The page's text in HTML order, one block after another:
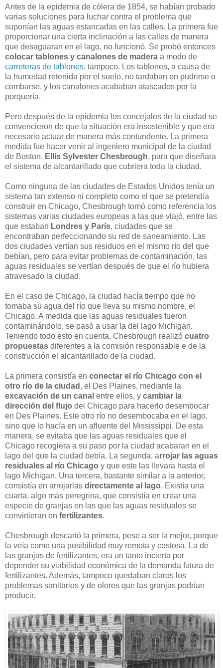
Antes de la epidemia de cólera de 1854, se habían probado
varias soluciones para luchar contra el problema que
suponían las aguas estancadas en las calles. La primera fue
proporcionar una cierta inclinación a las calles de manera
que desaguaran en el lago, no funcionó. Se probó entonces
colocar tablones y canalones de madera a modo de
carreteras de tablones, tampoco. Los tablones, a causa de
la humedad retenida por el suelo, no tardaban en pudrirse o
combarse, y los canalones acababan atascados por la
porquería.
Pero después de la epidemia los concejales de la ciudad se
convencieron de que la situación era insostenible y que era
necesario actuar de manera más contundente. La primera
medida fue hacer venir al ingeniero municipal de la ciudad
de Boston, Ellis Sylvester Chesbrough, para que diseñara
el sistema de alcantarillado que cubriera toda la ciudad.
Como ninguna de las ciudades de Estados Unidos tenía un
sistema tan extenso ni completo como el que se pretendía
construir en Chicago, Chesbrough tomó como referencia los
sistemas varias ciudades europeas a las que viajó, entre las
que estaban Londres y París, ciudades que se
encontraban perfeccionando su red de saneamiento. Las
dos ciudades vertían sus residuos en el mismo río del que
bebían, pero para evitar problemas de contaminación, las
aguas residuales se vertían después de que el río hubiera
atravesado la ciudad.
En el caso de Chicago, la ciudad hacía tiempo que no
tomaba su agua del río que lleva su mismo nombre, el
Chicago. A medida que las aguas residuales fueron
contaminándolo, se pasó a usar la del lago Michigan.
Teniendo todo esto en cuenta, Chesbrough realizó cuatro
propuestas diferentes a la comisión responsable e de la
construcción el alcantarillado de la ciudad.
La primera consistía en conectar el río Chicago con el
otro río de la ciudad , el Des Plaines, mediante la
excavación de un canal entre ellos, y cambiar la
dirección del flujo del Chicago para hacerlo desembocar
en Des Plaines. Este otro río no desembocaba en el lago,
sino que lo hacía en un afluente del Mississippi. De esta
manera, se evitaba que las aguas residuales que el
Chicago recogiera a su paso por la ciudad acabaran en el
lago del que la ciudad bebía. La segunda, arrojar las aguas
residuales al río Chicago y que este las llevara hasta el
lago Michigan. Una tercera, bastante similar a la anterior,
consistía en arrojarlas directamente al lago. Existía una
cuarta, algo más peregrina, que consistía en crear una
especie de granjas en las que las aguas residuales se
convirtieran en fertilizantes.
Chesbrough descartó la primera, pese a ser la mejor, porque
la veía como una posibilidad muy remota y costosa. La de
las granjas de fertilizantes, era un tanto incierta por
depender su viabilidad económica de la demanda futura de
fertilizantes. Además, tampoco quedaban claros los
problemas sanitarios y de olores que las granjas podrían
producir.